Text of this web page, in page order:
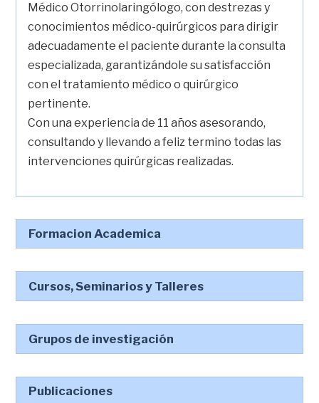
Médico Otorrinolaringólogo, con destrezas y
conocimientos médico-quirúrgicos para dirigir
adecuadamente el paciente durante la consulta
especializada, garantizándole su satisfacción
con el tratamiento médico o quirúrgico
pertinente.
Con una experiencia de 11 años asesorando,
consultando y llevando a feliz termino todas las
intervenciones quirúrgicas realizadas.
Formacion Academica
Cursos, Seminarios y Talleres
Grupos de investigación
Publicaciones